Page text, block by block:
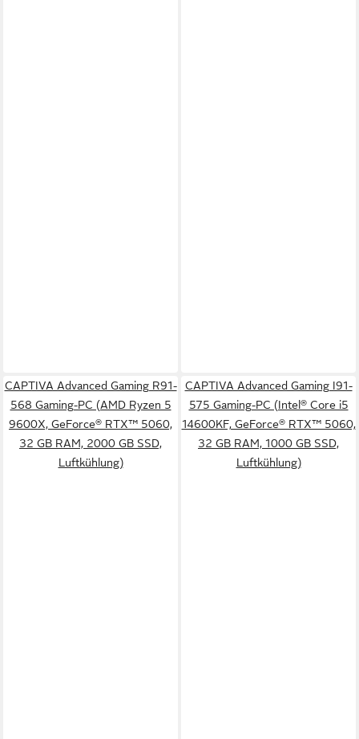
CAPTIVA Advanced Gaming R91-
568 Gaming-PC (AMD Ryzen 5
9600X, GeForce® RTX™ 5060,
32 GB RAM, 2000 GB SSD,
Luftkühlung)
CAPTIVA Advanced Gaming I91-
575 Gaming-PC (Intel® Core i5
14600KF, GeForce® RTX™ 5060,
32 GB RAM, 1000 GB SSD,
Luftkühlung)